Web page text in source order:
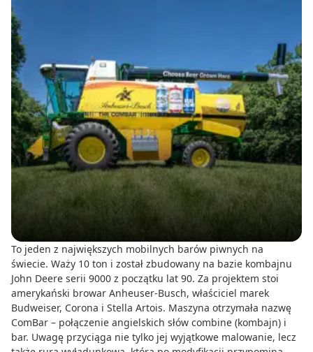
To jeden z największych mobilnych barów piwnych na
świecie. Waży 10 ton i został zbudowany na bazie kombajnu
John Deere serii 9000 z początku lat 90. Za projektem stoi
amerykański browar Anheuser-Busch, właściciel marek
Budweiser, Corona i Stella Artois. Maszyna otrzymała nazwę
ComBar – połączenie angielskich słów combine (kombajn) i
bar. Uwagę przyciąga nie tylko jej wyjątkowe malowanie, lecz